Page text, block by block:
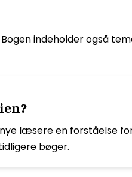
indeholder også
læsere en forståelse
bøger.